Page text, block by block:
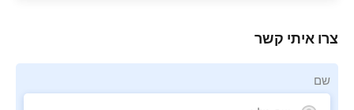
צרו איתי קשר
שם